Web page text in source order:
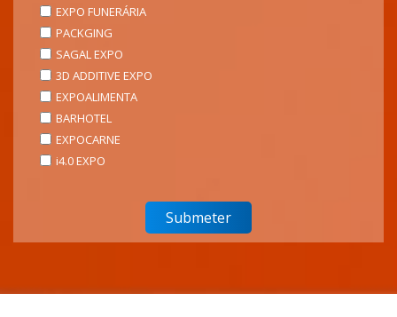
EXPO FUNERÁRIA
PACKGING
SAGAL EXPO
3D ADDITIVE EXPO
EXPOALIMENTA
BARHOTEL
EXPOCARNE
i4.0 EXPO